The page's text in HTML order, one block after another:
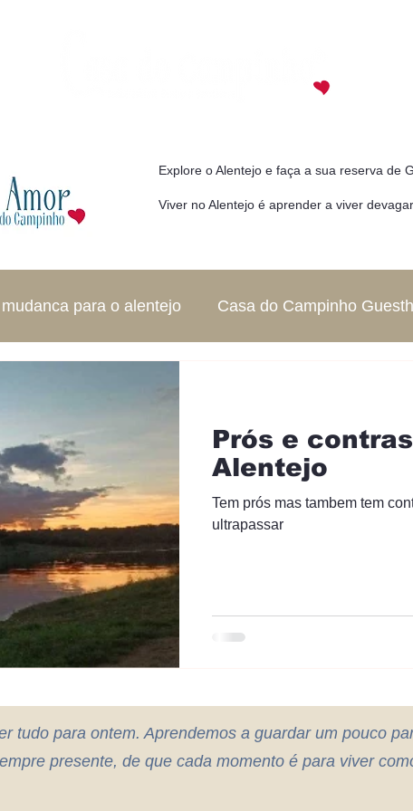
Explore o Alentejo e faça a sua reserva de
Viver no Alentejo é aprender a viver
para o alentejo Casa do Campinho
Prós e
Alentejo
Tem prós mas tambem tem conteas, alguns difíceis de
ultrapassar
tudo para ontem. Aprendemos a guardar um pouco
presente, de que cada momento é para viver